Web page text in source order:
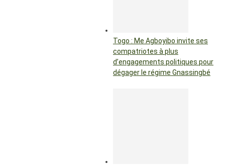
Togo : Me Agboyibo invite ses
compatriotes à plus
d’engagements politiques pour
dégager le régime Gnassingbé